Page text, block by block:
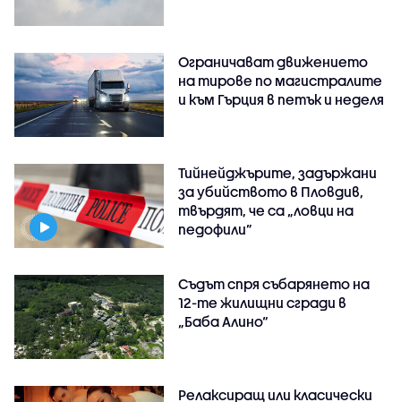
Ограничават движението
на тирове по магистралите
и към Гърция в петък и неделя
Тийнейджърите, задържани
за убийството в Пловдив,
твърдят, че са „ловци на
педофили”
Съдът спря събарянето на
12-те жилищни сгради в
„Баба Алино“
Релаксиращ или класически